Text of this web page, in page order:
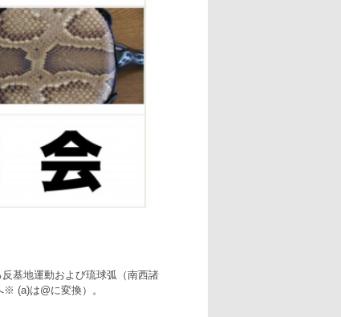
基地運動および琉球弧（南西諸
※ (a)は@に変換）。